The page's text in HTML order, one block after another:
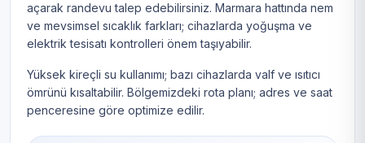
açarak randevu talep edebilirsiniz. Marmara hattında nem
ve mevsimsel sıcaklık farkları; cihazlarda yoğuşma ve
elektrik tesisatı kontrolleri önem taşıyabilir.
Yüksek kireçli su kullanımı; bazı cihazlarda valf ve ısıtıcı
ömrünü kısaltabilir. Bölgemizdeki rota planı; adres ve saat
penceresine göre optimize edilir.